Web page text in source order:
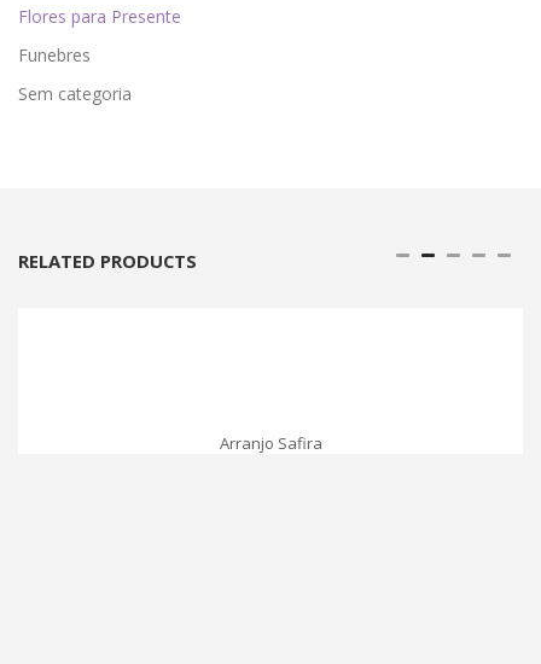
Flores para Presente
Funebres
Sem categoria
RELATED PRODUCTS
Arranjo Safira